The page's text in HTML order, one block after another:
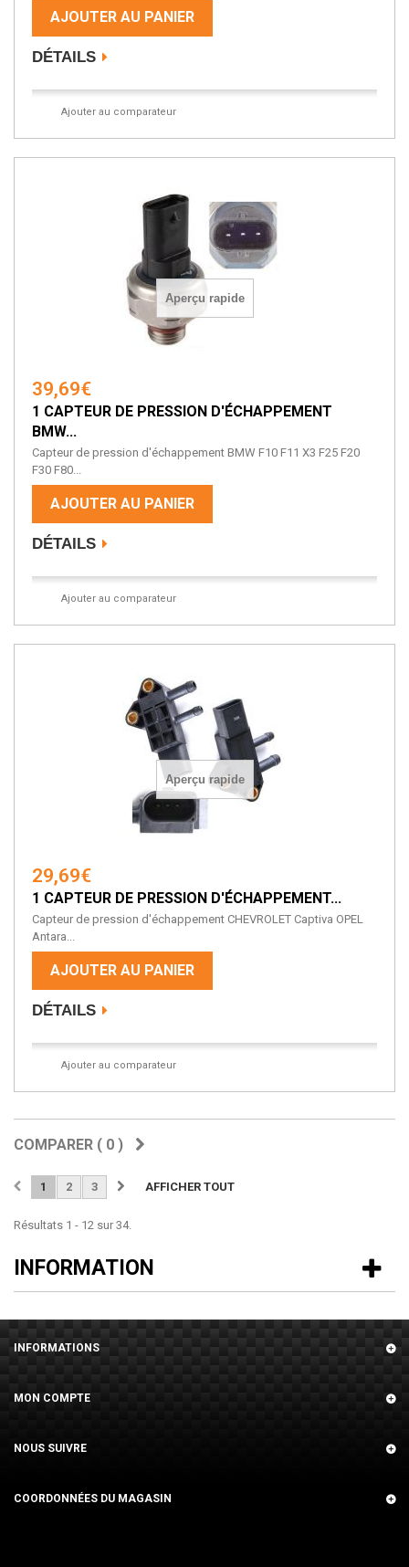
AJOUTER AU PANIER
DÉTAILS
Ajouter au comparateur
Aperçu rapide
39,69€
1 CAPTEUR DE PRESSION D'ÉCHAPPEMENT
BMW...
Capteur de pression d'échappement BMW F10 F11 X3 F25 F20
F30 F80...
AJOUTER AU PANIER
DÉTAILS
Ajouter au comparateur
Aperçu rapide
29,69€
1 CAPTEUR DE PRESSION D'ÉCHAPPEMENT...
Capteur de pression d'échappement CHEVROLET Captiva OPEL
Antara...
AJOUTER AU PANIER
DÉTAILS
Ajouter au comparateur
COMPARER ( 0 )
AFFICHER TOUT
1 2 3
Résultats 1 - 12 sur 34.
INFORMATION
INFORMATIONS
MON COMPTE
NOUS SUIVRE
COORDONNÉES DU MAGASIN